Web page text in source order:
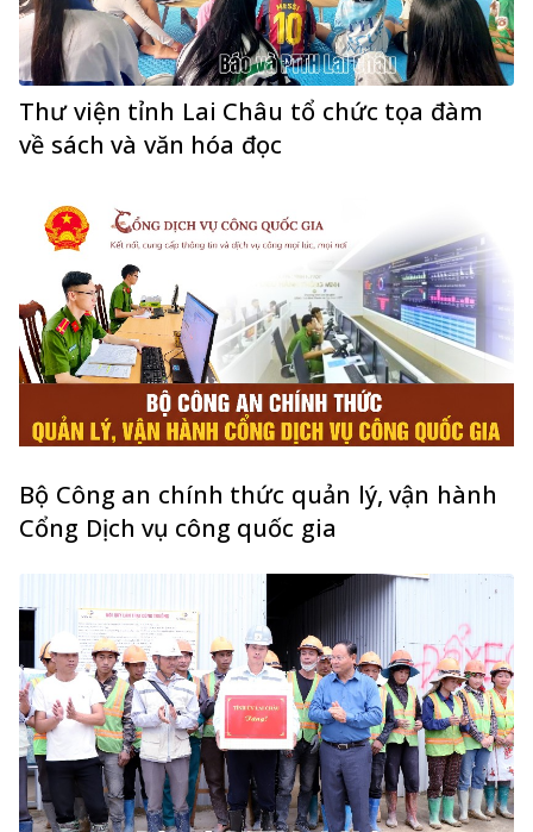
Thư viện tỉnh Lai Châu tổ chức tọa đàm
về sách và văn hóa đọc
Bộ Công an chính thức quản lý, vận hành
Cổng Dịch vụ công quốc gia